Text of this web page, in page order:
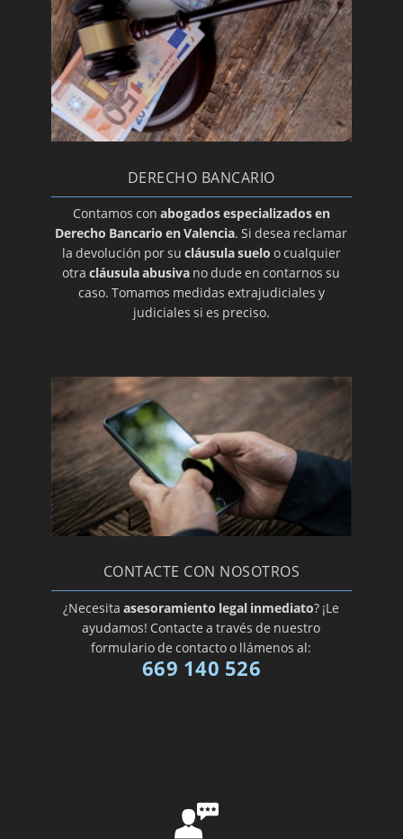
DERECHO BANCARIO
Contamos con abogados especializados en
Derecho Bancario en Valencia. Si desea reclamar
la devolución por su cláusula suelo o cualquier
otra cláusula abusiva no dude en contarnos su
caso. Tomamos medidas extrajudiciales y
judiciales si es preciso.
CONTACTE CON NOSOTROS
¿Necesitaasesoramiento legal inmediato? ¡Le
ayudamos! Contacte a través de nuestro
formulario de contacto o llámenos al:
669 140 526